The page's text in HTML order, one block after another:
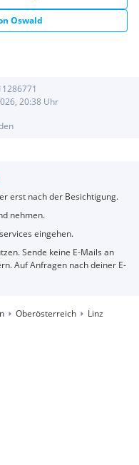
Oswald
20:38 Uhr
erst nach der Besichtigung.
nehmen.
eingehen.
Sende keine E-Mails an
Auf Anfragen nach deiner E-
Oberösterreich Linz